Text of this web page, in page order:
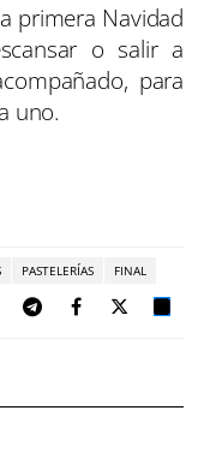
primera Navidad
o salir a
para
uno.
PASTELERÍAS FINAL